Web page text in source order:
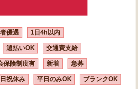
優遇 1日4h以内
週払いOK 交通費支給
保険制度有 新着 急募
祝休み 平日のみOK ブランクOK